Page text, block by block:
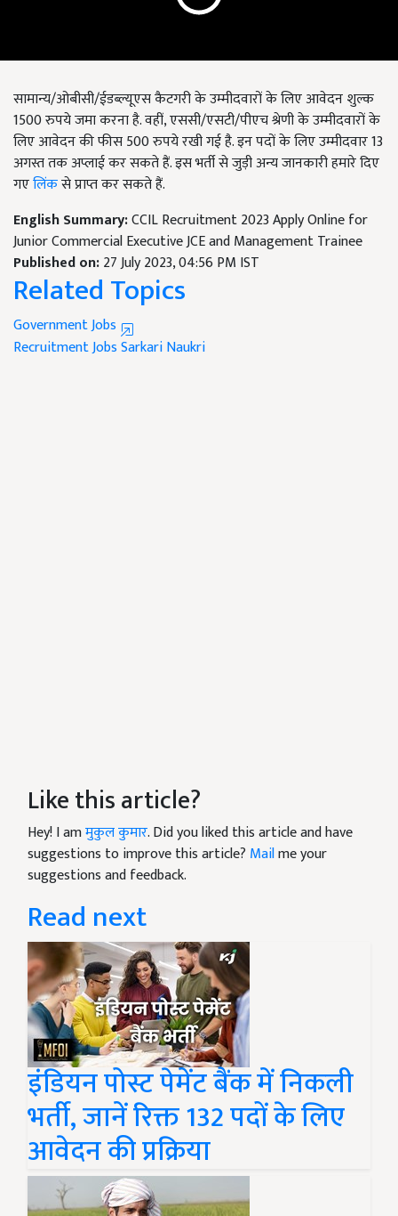
सामान्य/ओबीसी/ईडब्ल्यूएस कैटगरी के उम्मीदवारों के लिए आवेदन शुल्क
1500 रुपये जमा करना है. वहीं, एससी/एसटी/पीएच श्रेणी के उम्मीदवारों के
लिए आवेदन की फीस 500 रुपये रखी गई है. इन पदों के लिए उम्मीदवार 13
अगस्त तक अप्लाई कर सकते हैं. इस भर्ती से जुड़ी अन्य जानकारी हमारे दिए
गएलिंकसे प्राप्त कर सकते हैं.
English Summary:CCIL Recruitment 2023 Apply Online for
Junior Commercial Executive JCE and Management Trainee
Published on:27 July 2023, 04:56 PM IST
Related Topics
Government Jobs
RecruitmentJobsSarkari Naukri
Like this article?
Hey! I amमुकुल कुमार. Did you liked this article and have
suggestions to improve this article? Mailme your
suggestions and feedback.
Read next
इंडियन पोस्ट पेमेंट बैंक में निकली
भर्ती, जानें रिक्त 132 पदों के लिए
आवेदन की प्रक्रिया